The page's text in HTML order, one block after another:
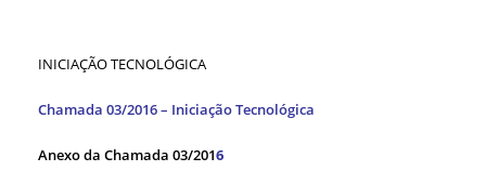
INICIAÇÃO TECNOLÓGICA
Chamada 03/2016 – Iniciação Tecnológica
Anexo da Chamada 03/2016